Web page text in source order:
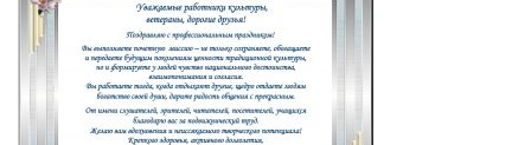
Документы
Учредительные документы
Правовая база
Противодействие коррупции